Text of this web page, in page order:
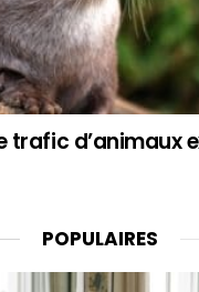
trafic d’animaux
POPULAIRES